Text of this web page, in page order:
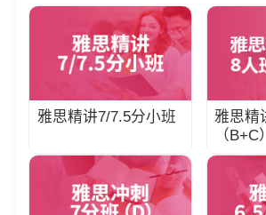
雅思精讲7/7.5分小班
雅思精
（B+C）